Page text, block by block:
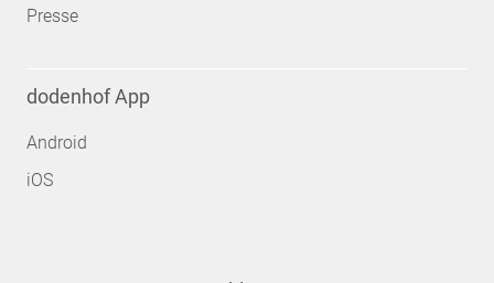
Presse
dodenhof App
Android
iOS